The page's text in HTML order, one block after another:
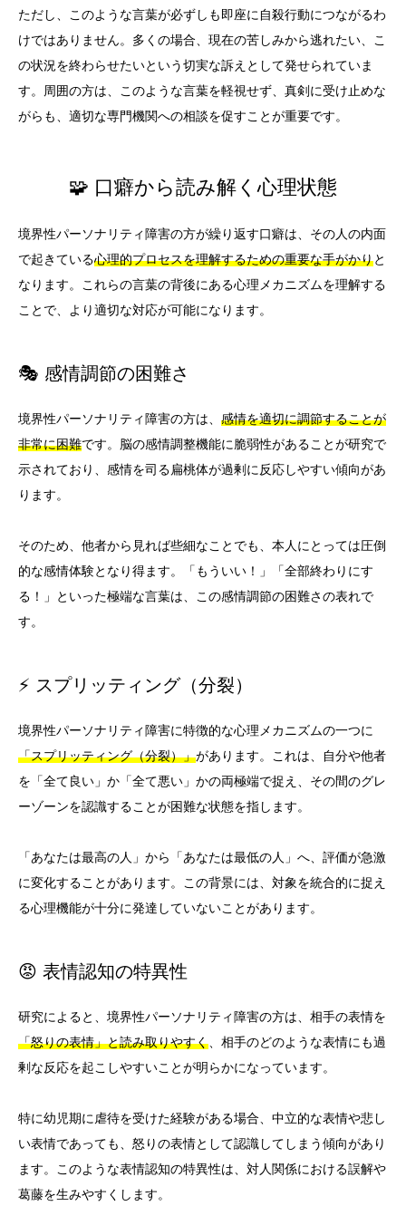
ただし、このような言葉が必ずしも即座に自殺行動につながるわ
けではありません。多くの場合、現在の苦しみから逃れたい、こ
の状況を終わらせたいという切実な訴えとして発せられていま
す。周囲の方は、このような言葉を軽視せず、真剣に受け止めな
がらも、適切な専門機関への相談を促すことが重要です。
🧩 口癖から読み解く心理状態
境界性パーソナリティ障害の方が繰り返す口癖は、その人の内面
で起きている心理的プロセスを理解するための重要な手がかりと
なります。これらの言葉の背後にある心理メカニズムを理解する
ことで、より適切な対応が可能になります。
🎭 感情調節の困難さ
境界性パーソナリティ障害の方は、 感情を適切に調節することが
非常に困難です。脳の感情調整機能に脆弱性があることが研究で
示されており、感情を司る扁桃体が過剰に反応しやすい傾向があ
ります。
そのため、他者から見れば些細なことでも、本人にとっては圧倒
的な感情体験となり得ます。「もういい！」「全部終わりにす
る！」といった極端な言葉は、この感情調節の困難さの表れで
す。
⚡ スプリッティング（分裂）
境界性パーソナリティ障害に特徴的な心理メカニズムの一つに
「スプリッティング（分裂）」があります。これは、自分や他者
を「全て良い」か「全て悪い」かの両極端で捉え、その間のグレ
ーゾーンを認識することが困難な状態を指します。
「あなたは最高の人」から「あなたは最低の人」へ、評価が急激
に変化することがあります。この背景には、対象を統合的に捉え
る心理機能が十分に発達していないことがあります。
😡 表情認知の特異性
研究によると、境界性パーソナリティ障害の方は、相手の表情を
「怒りの表情」と読み取りやすく、相手のどのような表情にも過
剰な反応を起こしやすいことが明らかになっています。
特に幼児期に虐待を受けた経験がある場合、中立的な表情や悲し
い表情であっても、怒りの表情として認識してしまう傾向があり
ます。このような表情認知の特異性は、対人関係における誤解や
葛藤を生みやすくします。